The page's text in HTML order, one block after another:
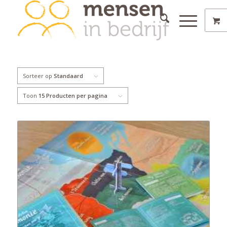
Sorteer op Standaard
Toon 15 Producten per pagina